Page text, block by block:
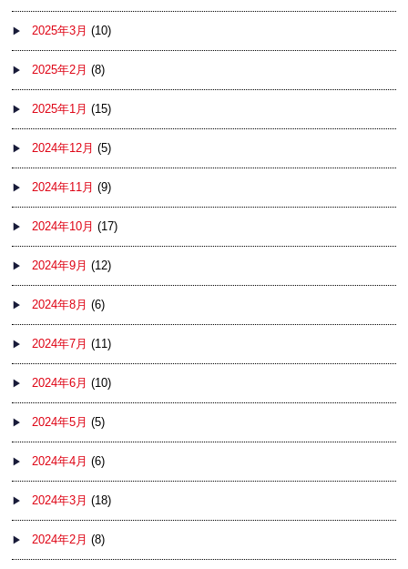
2025年3月 (10)
2025年2月 (8)
2025年1月 (15)
2024年12月 (5)
2024年11月 (9)
2024年10月 (17)
2024年9月 (12)
2024年8月 (6)
2024年7月 (11)
2024年6月 (10)
2024年5月 (5)
2024年4月 (6)
2024年3月 (18)
2024年2月 (8)